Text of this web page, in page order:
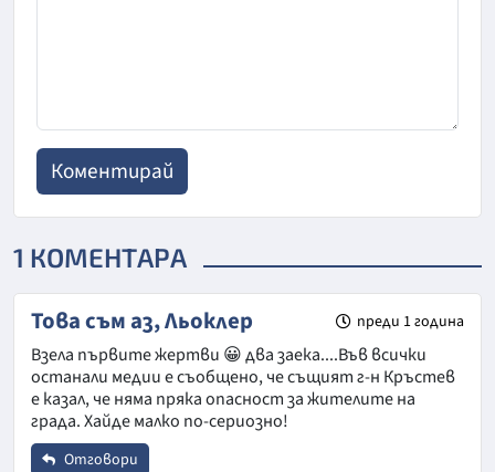
1 КОМЕНТАРА
Това съм аз, Льоклер
преди 1 година
Взела първите жертви 😀 два заека....Във всички
останали медии е съобщено, че същият г-н Кръстев
е казал, че няма пряка опасност за жителите на
града. Хайде малко по-сериозно!
Отговори